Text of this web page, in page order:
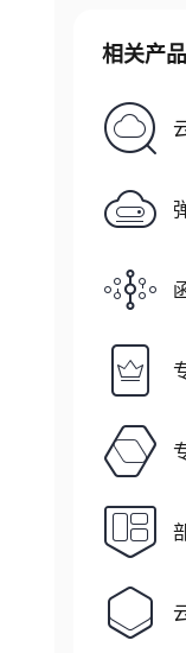
相关产品